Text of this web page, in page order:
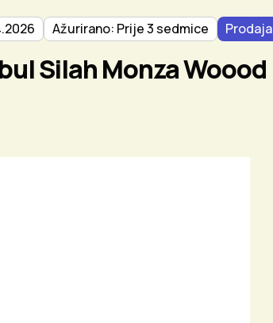
Ažurirano: Prije 3 sedmice Prodaja
Silah Monza Woood